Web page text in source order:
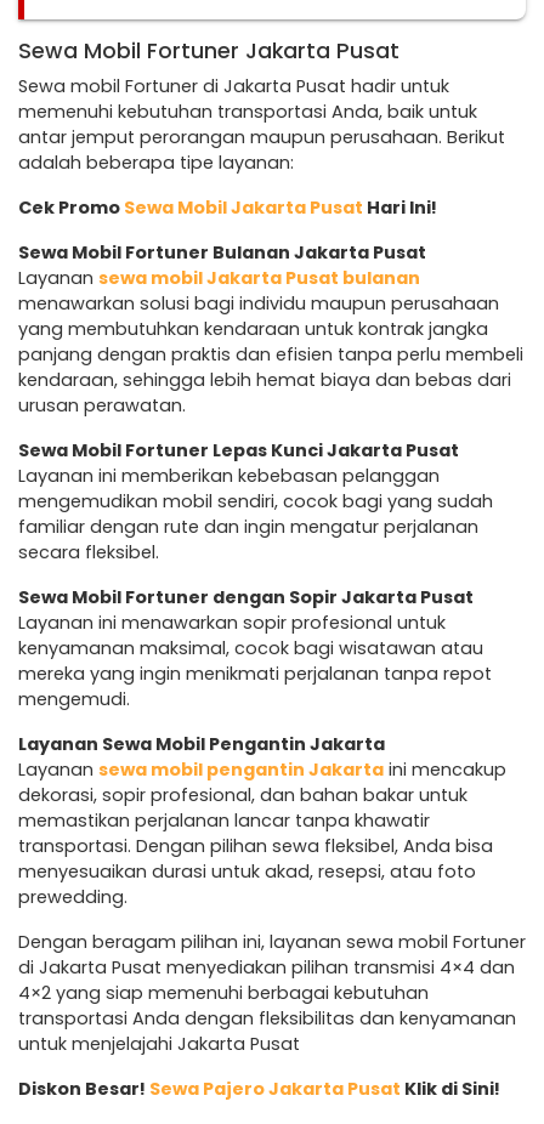
Sewa Mobil Fortuner Jakarta Pusat
Sewa mobil Fortuner di Jakarta Pusat hadir untuk
memenuhi kebutuhan transportasi Anda, baik untuk
antar jemput perorangan maupun perusahaan. Berikut
adalah beberapa tipe layanan:
Cek Promo Sewa Mobil Jakarta Pusat Hari Ini!
Sewa Mobil Fortuner Bulanan Jakarta Pusat
Layanan sewa mobil Jakarta Pusat bulanan
menawarkan solusi bagi individu maupun perusahaan
yang membutuhkan kendaraan untuk kontrak jangka
panjang dengan praktis dan efisien tanpa perlu membeli
kendaraan, sehingga lebih hemat biaya dan bebas dari
urusan perawatan.
Sewa Mobil Fortuner Lepas Kunci Jakarta Pusat
Layanan ini memberikan kebebasan pelanggan
mengemudikan mobil sendiri, cocok bagi yang sudah
familiar dengan rute dan ingin mengatur perjalanan
secara fleksibel.
Sewa Mobil Fortuner dengan Sopir Jakarta Pusat
Layanan ini menawarkan sopir profesional untuk
kenyamanan maksimal, cocok bagi wisatawan atau
mereka yang ingin menikmati perjalanan tanpa repot
mengemudi.
Layanan Sewa Mobil Pengantin Jakarta
Layanan sewa mobil pengantin Jakarta ini mencakup
dekorasi, sopir profesional, dan bahan bakar untuk
memastikan perjalanan lancar tanpa khawatir
transportasi. Dengan pilihan sewa fleksibel, Anda bisa
menyesuaikan durasi untuk akad, resepsi, atau foto
prewedding.
Dengan beragam pilihan ini, layanan sewa mobil Fortuner
di Jakarta Pusat menyediakan pilihan transmisi 4×4 dan
4×2 yang siap memenuhi berbagai kebutuhan
transportasi Anda dengan fleksibilitas dan kenyamanan
untuk menjelajahi Jakarta Pusat
Diskon Besar! Sewa Pajero Jakarta Pusat Klik di Sini!